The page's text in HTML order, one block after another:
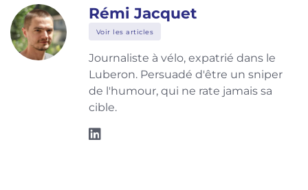
Rémi Jacquet
Voir les articles
Journaliste à vélo, expatrié dans le
Luberon. Persuadé d'être un sniper
de l'humour, qui ne rate jamais sa
cible.